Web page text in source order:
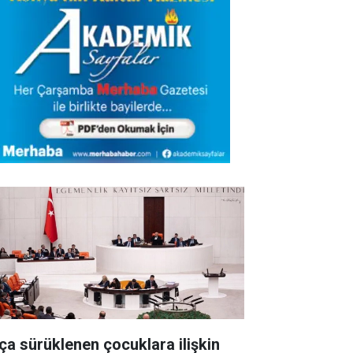
sürüklenen çocuklara ilişkin